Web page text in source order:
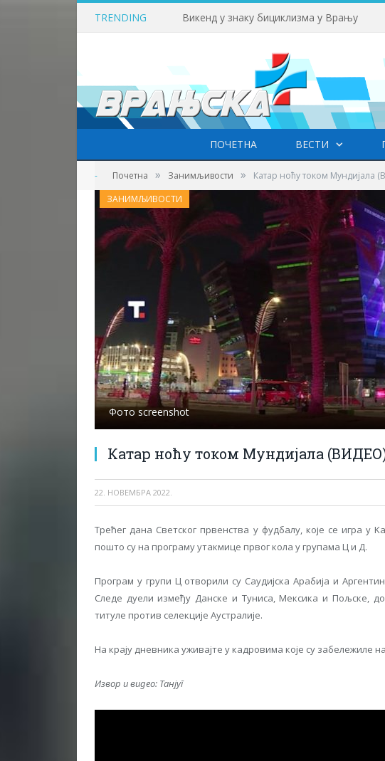
TRENDING Викенд у знаку бициклизма у Врању
ПОЧЕТНА ВЕСТИ
- Почетна » Занимљивости » Катар ноћу током Мундијала
Фото screenshot
Катар ноћу током Мундијала
22. НОВЕМБРА 2022.
ЗАНИМЉИВОСТИ
Трећег дана Светског првенства у фудбалу, које се игра у
пошто су на програму утакмице првог кола у групама Ц и Д.
Програм у групи Ц отворили су Саудијска Арабија и
Следе дуели између Данске и Туниса, Мексика и Пољске,
титуле против селекције Аустралије.
На крају дневника уживајте у кадровима које су забележиле
Извор и видео: Танјуг